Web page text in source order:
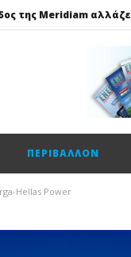
Φυσικό αέριο: Σε ιστορικά χαμηλά τα αποθέματα της Ευρώπης
ΠΕΡΙΒΆΛΛΟΝ
Hellas Power